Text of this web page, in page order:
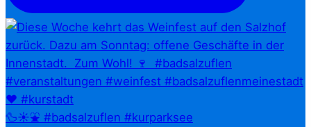
🦆☀️⛲ #badsalzuflen #kurparksee